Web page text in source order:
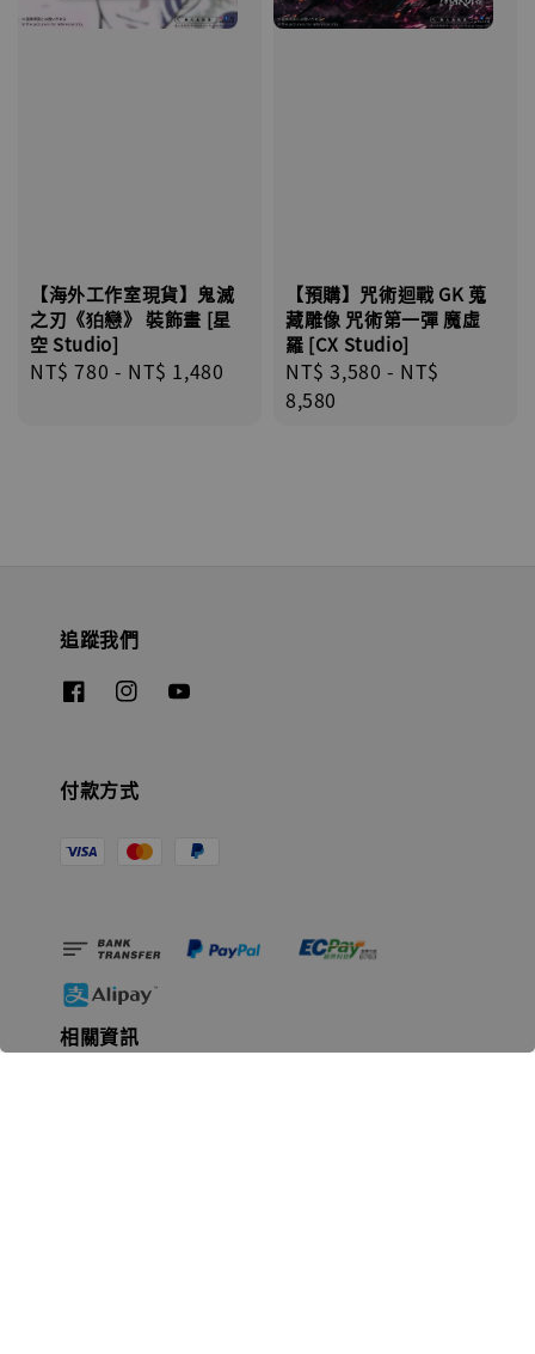
【海外工作室現貨】鬼滅
之刃《狛戀》 裝飾畫 [星
空 Studio]
Regular
NT$ 780 - NT$ 1,480
【預購】咒術迴戰 GK 蒐
藏雕像 咒術第一彈 魔虛
羅 [CX Studio]
Regular
price
NT$ 3,580 - NT$
8,580
追蹤我們
付款方式
相關資訊